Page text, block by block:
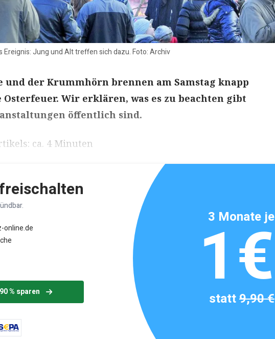
Jung und Alt treffen sich dazu. Foto: Archiv
und der Krummhörn brennen am Samstag knapp
Osterfeuer. Wir erklären, was es zu beachten gibt
öffentlich sind.
ca. 4 Minuten
online.de
% sparen
3 Monate je
1€
statt9,90 €